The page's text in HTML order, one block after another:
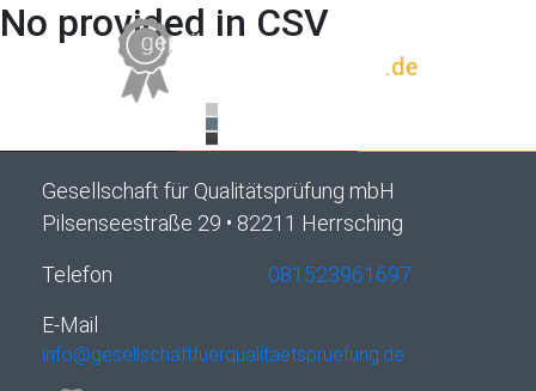
No provided in CSV
Gesellschaft für Qualitätsprüfung mbH
Pilsenseestraße 29 • 82211 Herrsching
Telefon
081523961697
E-Mail
info@gesellschaftfuerqualitaetspruefung.de